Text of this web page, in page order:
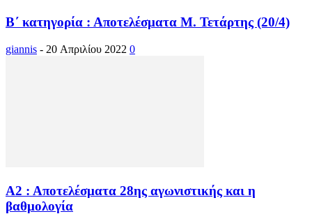
Β΄ κατηγορία : Αποτελέσματα Μ. Τετάρτης (20/4)
giannis - 20 Απριλίου 2022 0
Α2 : Αποτελέσματα 28ης αγωνιστικής και η
βαθμολογία